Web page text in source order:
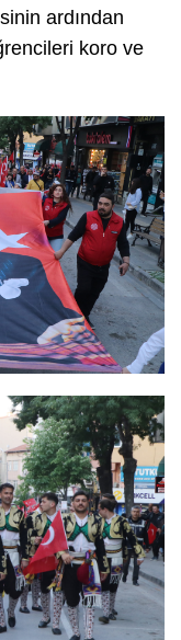
ardından
koro ve